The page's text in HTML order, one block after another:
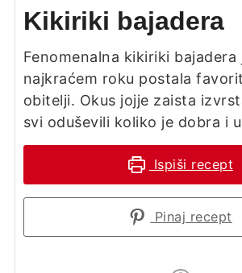
Kikiriki bajadera
Fenomenalna kikiriki bajadera
najkraćem roku postala
obitelji. Okus jojje zaista
svi oduševili koliko je dobra i
Ispiši recept
Pinaj recept